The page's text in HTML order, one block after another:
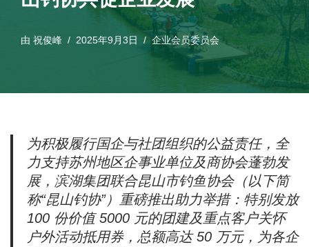
由 祝俊峰 2025年9月3日 企业会员委员会
为积极履行国企与社团组织的公益责任，全
力支持苏州地区企事业单位及商协会蓬勃发
展，滨湖集团联合昆山市钓鱼协会（以下简
称“昆山钓协”）重磅推出助力举措：特别发放
100 份价值 5000 元的团建及重点客户关怀
户外活动抵用券，总额高达 50 万元，为各企